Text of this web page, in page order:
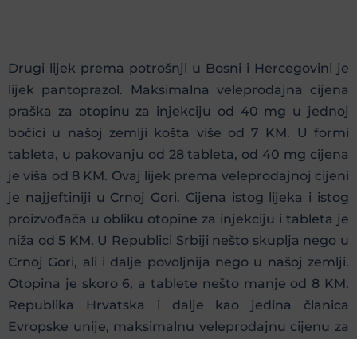
Drugi lijek prema potrošnji u Bosni i Hercegovini je
lijek pantoprazol. Maksimalna veleprodajna cijena
praška za otopinu za injekciju od 40 mg u jednoj
bočici u našoj zemlji košta više od 7 KM. U formi
tableta, u pakovanju od 28 tableta, od 40 mg cijena
je viša od 8 KM. Ovaj lijek prema veleprodajnoj cijeni
je najjeftiniji u Crnoj Gori. Cijena istog lijeka i istog
proizvođača u obliku otopine za injekciju i tableta je
niža od 5 KM. U Republici Srbiji nešto skuplja nego u
Crnoj Gori, ali i dalje povoljnija nego u našoj zemlji.
Otopina je skoro 6, a tablete nešto manje od 8 KM.
Republika Hrvatska i dalje kao jedina članica
Evropske unije, maksimalnu veleprodajnu cijenu za